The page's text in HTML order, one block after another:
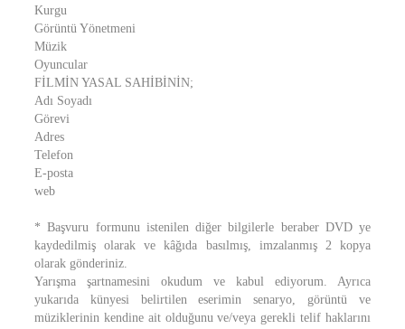
Kurgu
Görüntü Yönetmeni
Müzik
Oyuncular
FİLMİN YASAL SAHİBİNİN;
Adı Soyadı
Görevi
Adres
Telefon
E-posta
web
* Başvuru formunu istenilen diğer bilgilerle beraber DVD ye
kaydedilmiş olarak ve kâğıda basılmış, imzalanmış 2 kopya
olarak gönderiniz.
Yarışma şartnamesini okudum ve kabul ediyorum. Ayrıca
yukarıda künyesi belirtilen eserimin senaryo, görüntü ve
müziklerinin kendine ait olduğunu ve/veya gerekli telif haklarını